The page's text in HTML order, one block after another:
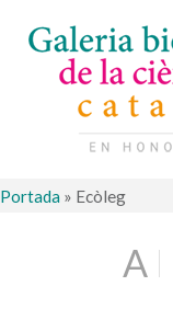
Portada » Ecòleg
A